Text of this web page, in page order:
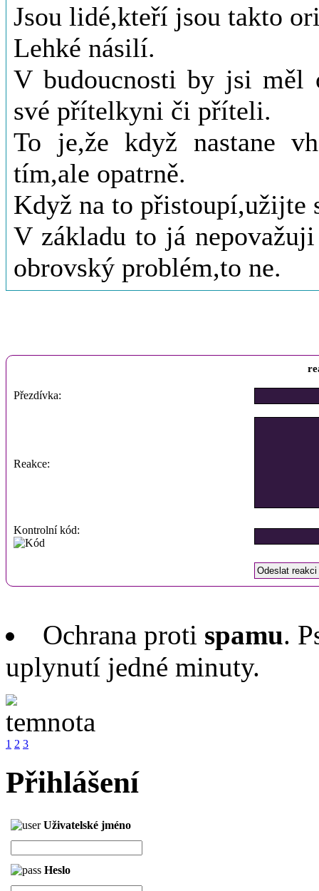
Jsou lidé,kteří jsou takto
Lehké násilí.
V budoucnosti by jsi měl
své přítelkyni či příteli.
To je,že když nastane
tím,ale opatrně.
Když na to přistoupí,užijte
V základu to já
obrovský problém,to ne.
Přezdívka:
Reakce:
Kontrolní kód:
Ochrana proti spamu.
uplynutí jedné minuty.
2
Přihlášení
Uživatelské jméno